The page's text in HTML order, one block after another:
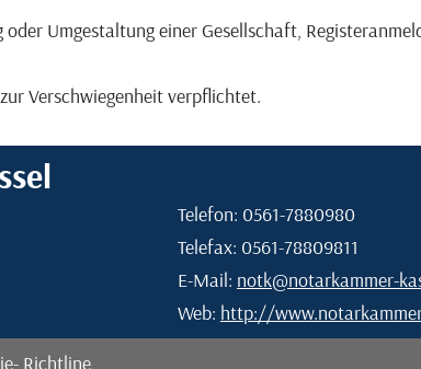
Umgestaltung einer Gesellschaft,
Verschwiegenheit verpflichtet.
Telefon: 0561-7880980
Telefax: 0561-78809811
E-Mail: notk@notarkammer-
Web: http://
Richtline